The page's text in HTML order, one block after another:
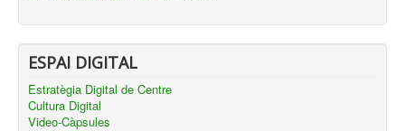
ESPAI DIGITAL
Estratègia Digital de Centre
Cultura Digital
Video-Càpsules